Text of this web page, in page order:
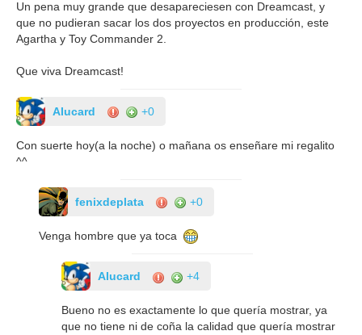
Un pena muy grande que desapareciesen con Dreamcast, y
que no pudieran sacar los dos proyectos en producción, este
Agartha y Toy Commander 2.
Que viva Dreamcast!
AIucard +0
Con suerte hoy(a la noche) o mañana os enseñare mi regalito
^^
fenixdeplata +0
Venga hombre que ya toca
AIucard +4
Bueno no es exactamente lo que quería mostrar, ya
que no tiene ni de coña la calidad que quería mostrar